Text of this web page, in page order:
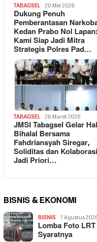
TABAGSEL 20 Mei 2026
Dukung Penuh
Pemberantasan
Kedan Prabo Nol Lapan:
Kami Siap Jadi Mitra
Strategis Polres Pad…
TABAGSEL 26 Maret 2026
JMSI Tabagsel Gelar
Bihalal Bersama
Fahdriansyah Siregar,
Soliditas dan Kolaborasi
Jadi Priori…
BISNIS & EKONOMI
BISNIS 7 Agustus
Lomba Foto
Syaratnya